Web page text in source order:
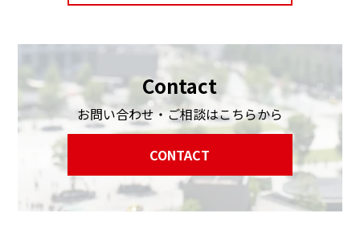
Contact
お問い合わせ・ご相談はこちらから
CONTACT